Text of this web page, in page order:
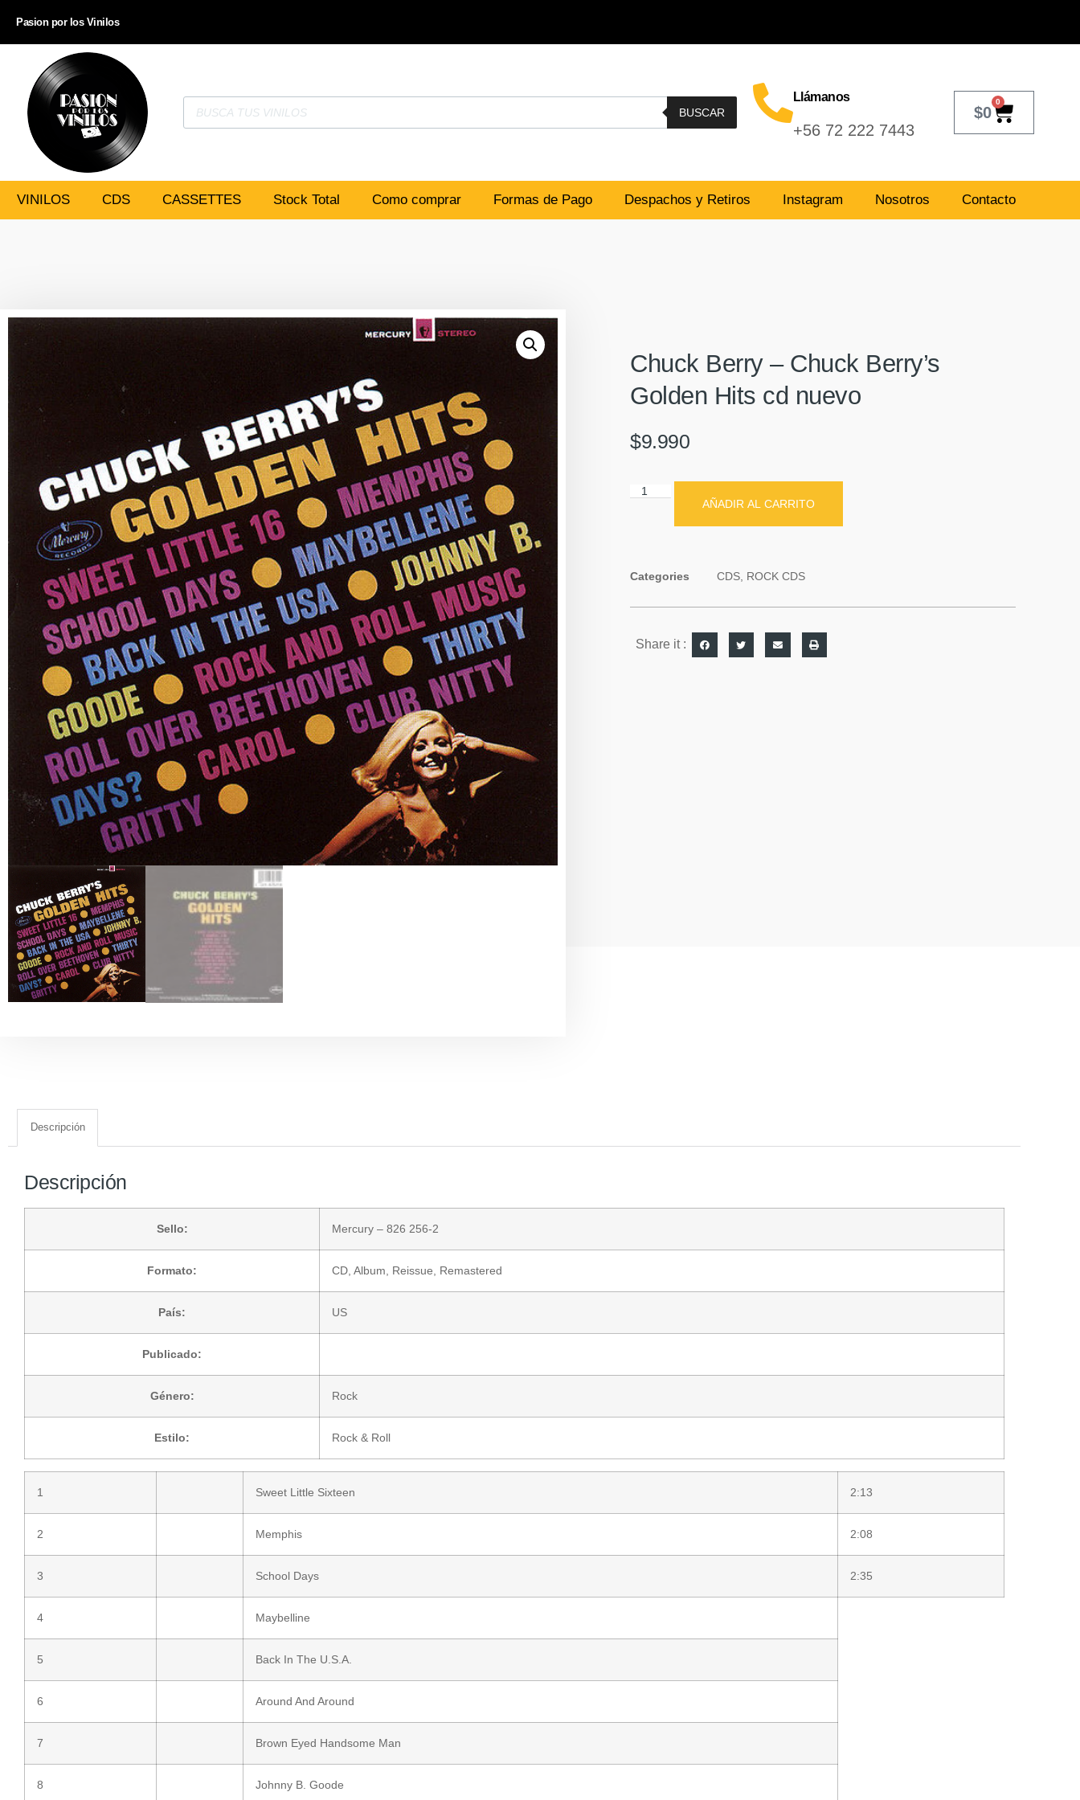
Pasion por los Vinilos
BUSCAR
Llámanos
+56 72 222 7443
$0
0
VINILOS CDS CASSETTES Stock Total Como comprar Formas de Pago Despachos y Retiros Instagram Nosotros Contacto
Chuck Berry – Chuck Berry’s
Golden Hits cd nuevo
$9.990
AÑADIR AL CARRITO
Categories CDS, ROCK CDS
Share it :
Descripción
Descripción
Sello: Mercury – 826 256-2
Formato: CD , Album, Reissue, Remastered
País: US
Publicado:
Género: Rock
Estilo: Rock & Roll
1 Sweet Little Sixteen 2:13
2 Memphis 2:08
3 School Days 2:35
4 Maybelline
5 Back In The U.S.A.
6 Around And Around
7 Brown Eyed Handsome Man
8 Johnny B. Goode